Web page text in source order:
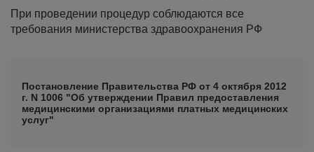
При проведении процедур соблюдаются все
требования министерства здравоохранения РФ
Постановление Правительства РФ от 4 октября 2012
г. N 1006 "Об утверждении Правил предоставления
медицинскими организациями платных медицинских
услуг"